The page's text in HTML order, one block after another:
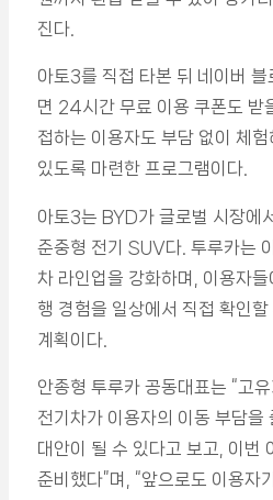
진다.
아토3를 직접 타본 뒤 네이버 블
면 24시간 무료 이용 쿠폰도 받
접하는 이용자도 부담 없이 체
있도록 마련한 프로그램이다.
아토3는 BYD가 글로벌 시장에
준중형 전기 SUV다. 투루카는
차 라인업을 강화하며, 이용자
행 경험을 일상에서 직접 확인
계획이다.
안종형 투루카 공동대표는 “고
전기차가 이용자의 이동 부담을
대안이 될 수 있다고 보고, 이번
준비했다”며, “앞으로도 이용자